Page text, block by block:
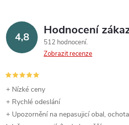
4,8 Hodnocení
512 hodnocení
Zobrazit recenze
+ Nízké ceny
+ Rychlé odeslání
+ Upozornění na nepasujicí obal,